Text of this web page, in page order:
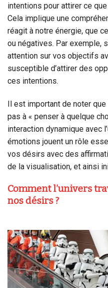
intentions pour attirer ce
Cela implique une
réagit à notre énergie, que
ou négatives. Par exemple,
attention sur vos objectifs
susceptible d’attirer des
ces intentions.
Il est important de noter
pas à « penser à quelque
interaction dynamique avec
émotions jouent un rôle
vos désirs avec des
de la visualisation, et ainsi
Comment l’univers
nos désirs ?